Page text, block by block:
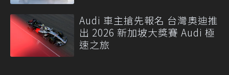
Audi 車主搶先報名 台灣奧迪推
出 2026 新加坡大獎賽 Audi 極
速之旅